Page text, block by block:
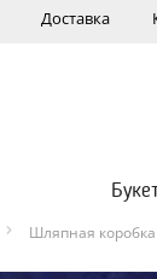
Доставка
Шляпная